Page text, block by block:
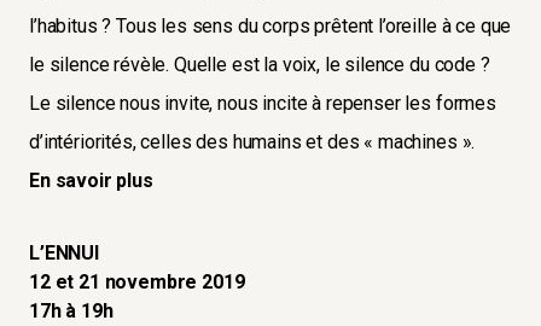
l’habitus ? Tous les sens du corps prêtent l’oreille à ce que
le silence révèle. Quelle est la voix, le silence du code ?
Le silence nous invite, nous incite à repenser les formes
d’intériorités, celles des humains et des « machines ».
En savoir plus
L’ENNUI
12 et 21 novembre 2019
17h à 19h